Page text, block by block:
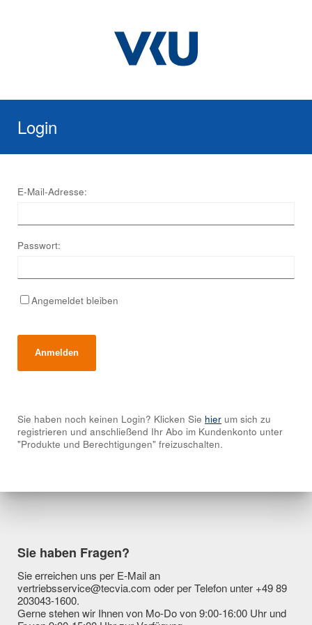
Login
E-Mail-Adresse:
Passwort:
Angemeldet bleiben
Sie haben noch keinen Login? Klicken Sie hier um sich zu
registrieren und anschließend Ihr Abo im Kundenkonto unter
"Produkte und Berechtigungen" freizuschalten.
Sie haben Fragen?
Sie erreichen uns per E-Mail an
vertriebsservice@tecvia.com oder per Telefon unter +49 89
203043-1600.
Gerne stehen wir Ihnen von Mo-Do von 9:00-16:00 Uhr und